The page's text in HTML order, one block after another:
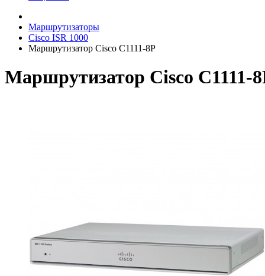
Маршрутизаторы
Cisco ISR 1000
Маршрутизатор Cisco C1111-8P
Маршрутизатор Cisco C1111-